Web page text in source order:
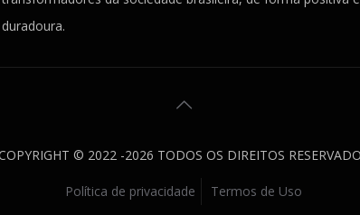
duradoura.
© 2022 -2026 TODOS OS DIREITOS
Política de privacidade Termos de Uso